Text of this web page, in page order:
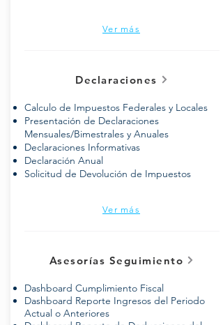
Ver más
Declaraciones
Calculo de Impuestos Federales y Locales
Presentación de Declaraciones
Mensuales/Bimestrales y Anuales
Declaraciones Informativas
Declaración Anual
Solicitud de Devolución de Impuestos
Ver más
Asesorías Seguimiento
Dashboard Cumplimiento Fiscal
Dashboard Reporte Ingresos del Periodo
Actual o Anteriores